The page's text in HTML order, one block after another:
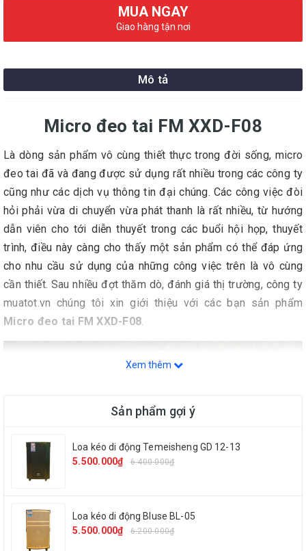
MUA NGAY
Giao hàng tận nơi
Mô tả
Micro đeo tai FM XXD-F08
Là dòng sản phẩm vô cùng thiết thực trong đời sống, micro
đeo tai đã và đang được sử dụng rất nhiều trong các công ty
cũng như các dịch vụ thông tin đại chúng. Các công việc đòi
hỏi phải vừa di chuyển vừa phát thanh là rất nhiều, từ hướng
dẫn viên cho tới diễn thuyết trong các buổi hội họp, thuyết
trình, điều này càng cho thấy một sản phẩm có thể đáp ứng
cho nhu cầu sử dụng của những công việc trên là vô cùng
cần thiết. Sau nhiều đợt thăm dò, đánh giá thị trường, công ty
muatot.vn chúng tôi xin giới thiệu với các bạn sản phẩm
Micro đeo tai FM XXD-F08.
Xem thêm
Sản phẩm gợi ý
Loa kéo di động Temeisheng GD 12-13
5.500.000₫
6.400.000₫
Loa kéo di động Bluse BL-05
5.500.000₫
6.200.000₫